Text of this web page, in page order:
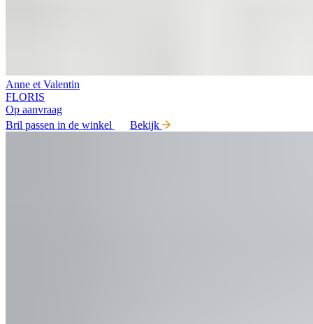
Anne et Valentin
FLORIS
Op aanvraag
Bril passen in de winkel
Bekijk